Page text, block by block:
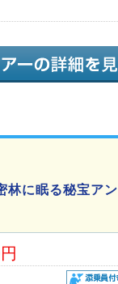
林に眠る秘宝アン